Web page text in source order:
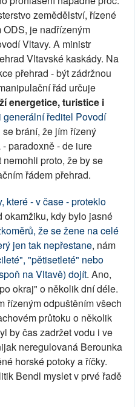
zemědělství, řízené
je nadřízeným
Vltavy. A ministr
Vltavské kaskády. Na
přehrad - být zádržnou
řád určuje
energetice, turistice i
ředitel Povodí
brání, že jím řízený
paradoxně - de iure
proto, že by se
řádem přehrad.
které - v čase - proteklo
okamžiku, kdy bylo jasné
že se žene na celé
jen tak nepřestane, nám
"pětisetleté" nebo
na Vltavě) dojít. Ano,
okraj" o několik dní déle.
řízeným odpuštěním všech
průtoku o několik
by čas zadržet vodu i ve
neregulovaná Berounka
horské potoky a říčky.
Bendl myslet v prvé řadě